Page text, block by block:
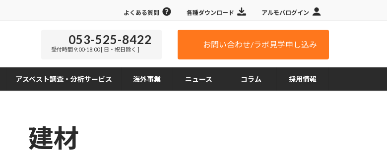
よくある質問 各種ダウンロード アルモバログイン
053-525-8422
受付時間 9:00-18:00 [ 日・祝日除く ]
お問い合わせ/ラボ見学申し込み
アスベスト調査・分析サービス 海外事業 ニュース コラム 採用情報
建材